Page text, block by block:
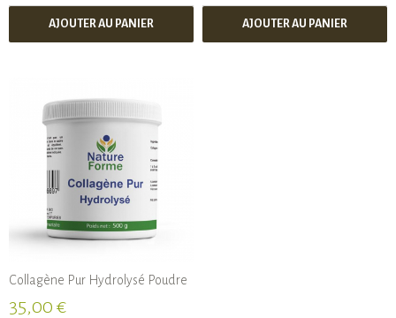
AJOUTER AU PANIER AJOUTER AU PANIER
Collagène Pur Hydrolysé Poudre
35,00 €